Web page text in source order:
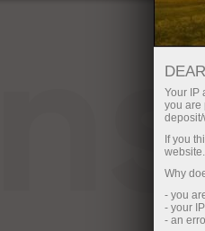
Your IP
you are
If you
Why
- you
- your
- an